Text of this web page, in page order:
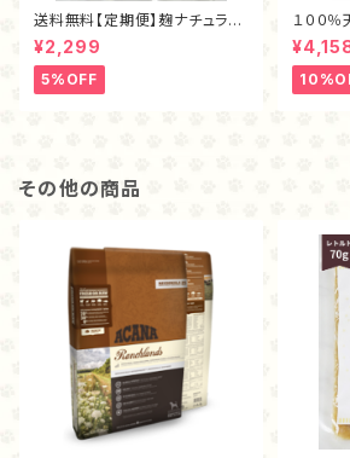
送料無料【定期便】麹ナチュラル
チキン・フリーズドライ40ｇ
¥2,299
5%OFF
１００
もるくん（
その他の商品